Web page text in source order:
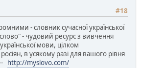
#18
- словник сучасної української
- чудовий ресурс з вивчення
мови, цілком
в усякому разі для вашого рівня
http://myslovo.com/